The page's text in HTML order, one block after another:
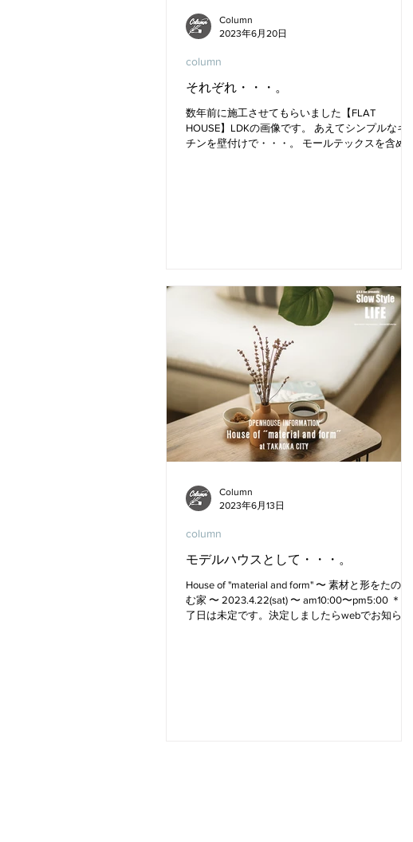
それぞれ・・・。
数年前に施工させてもらいました【FLAT
HOUSE】LDKの画像です。 あえてシンプルなキッ
チンを壁付けで・・・。 モールテックスを含めチ
column
Column
2023年6月20日
モデルハウスとして・・・。
House of "material and form" 〜 素材と形をたのし
む家 〜 2023.4.22(sat) 〜 am10:00〜pm5:00 ＊終
了日は未定です。決定しましたらwebでお知らせ
column
Column
2023年6月13日